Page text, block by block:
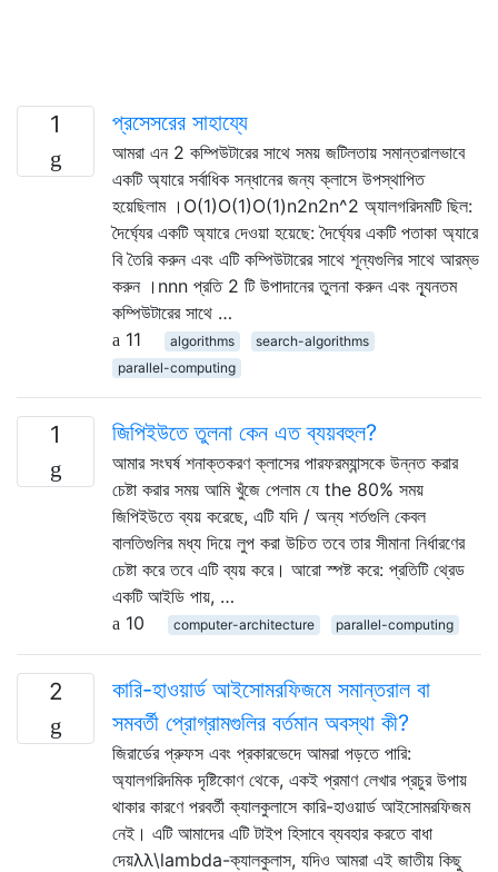
1 প্রসেসরের সাহায্যে
আমরা এন 2 কম্পিউটারের সাথে সময় জটিলতায় সমান্তরালভাবে
একটি অ্যারে সর্বাধিক সন্ধানের জন্য ক্লাসে উপস্থাপিত
হয়েছিলাম ।O(1)O(1)O(1)n2n2n^2 অ্যালগরিদমটি ছিল:
দৈর্ঘ্যের একটি অ্যারে দেওয়া হয়েছে: দৈর্ঘ্যের একটি পতাকা অ্যারে
বি তৈরি করুন এবং এটি কম্পিউটারের সাথে শূন্যগুলির সাথে আরম্ভ
করুন ।nnn প্রতি 2 টি উপাদানের তুলনা করুন এবং ন্যূনতম
কম্পিউটারের সাথে …
11
algorithms
search-algorithms
parallel-computing
1 জিপিইউতে তুলনা কেন এত ব্যয়বহুল?
আমার সংঘর্ষ শনাক্তকরণ ক্লাসের পারফরম্যান্সকে উন্নত করার
চেষ্টা করার সময় আমি খুঁজে পেলাম যে the 80% সময়
জিপিইউতে ব্যয় করেছে, এটি যদি / অন্য শর্তগুলি কেবল
বালতিগুলির মধ্য দিয়ে লুপ করা উচিত তবে তার সীমানা নির্ধারণের
চেষ্টা করে তবে এটি ব্যয় করে। আরো স্পষ্ট করে: প্রতিটি থ্রেড
একটি আইডি পায়, …
10
computer-architecture parallel-computing
2
কারি-হাওয়ার্ড আইসোমরফিজমে সমান্তরাল বা
সমবর্তী প্রোগ্রামগুলির বর্তমান অবস্থা কী?
জিরার্ডের প্রুফস এবং প্রকারভেদে আমরা পড়তে পারি:
অ্যালগরিদমিক দৃষ্টিকোণ থেকে, একই প্রমাণ লেখার প্রচুর উপায়
থাকার কারণে পরবর্তী ক্যালকুলাসে কারি-হাওয়ার্ড আইসোমরফিজম
নেই। এটি আমাদের এটি টাইপ হিসাবে ব্যবহার করতে বাধা
দেয়λλ\lambda-ক্যালকুলাস, যদিও আমরা এই জাতীয় কিছু